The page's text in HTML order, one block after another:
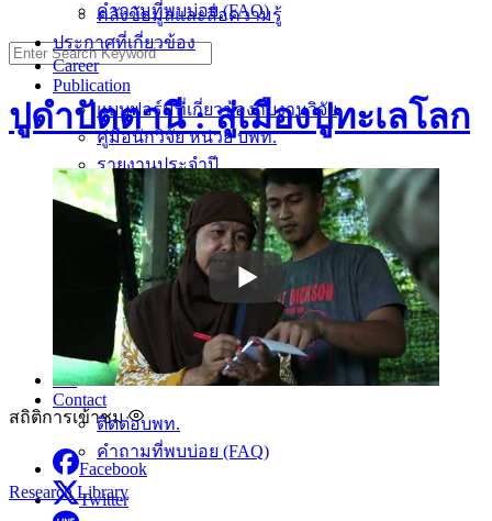
คลังข้อมูลและสื่อความรู้
ประกาศที่เกี่ยวข้อง
Career
Publication
แบบฟอร์มที่เกี่ยวข้องกับงานวิจัย
คู่มือนักวิจัย หน่วย บพท.
รายงานประจำปี
รายงานประจำปี 2563
รายงานประจำปี 2564
รายงานประจำปี 2565
รายงานประจำปี 2566
รายงานประจำปี 2567
คู่มือองค์ความรู้จากงานวิจัย
ตราสัญลักษณ์ที่เกี่ยวข้อง
TH
Contact
ติดต่อบพท.
คำถามที่พบบ่อย (FAQ)
Research Library
คำถามที่พบบ่อย (FAQ)
Search
for:
ปูดำปัตตานี : สู่เมืองปูทะเลโลก
สถิติการเข้าชม
Facebook
Twitter